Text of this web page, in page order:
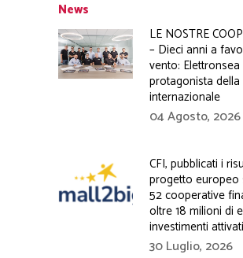
News
LE NOSTRE
– Dieci anni a
vento: Elettronsea
protagonista della
internazionale
04 Agosto, 2026
CFI, pubblicati i
progetto europeo
52 cooperative
oltre 18 milioni di
investimenti attivati
30 Luglio, 2026